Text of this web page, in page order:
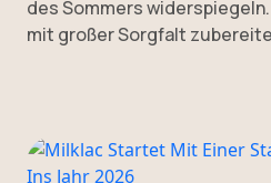
des Sommers
mit großer Sorgfalt